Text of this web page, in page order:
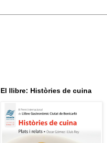
El llibre: Històries de cuina